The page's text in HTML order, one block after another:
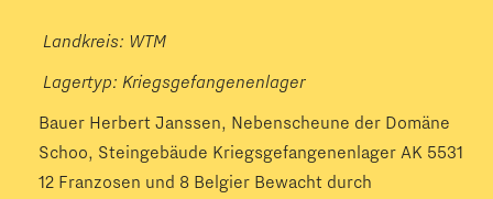
Landkreis: WTM
Lagertyp: Kriegsgefangenenlager
Bauer Herbert Janssen, Nebenscheune der Domäne
Schoo, Steingebäude Kriegsgefangenenlager AK 5531
12 Franzosen und 8 Belgier Bewacht durch